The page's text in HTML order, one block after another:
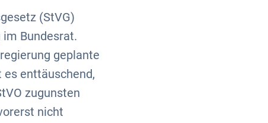
(StVG)
Bundesrat.
geplante
es enttäuschend,
zugunsten
nicht